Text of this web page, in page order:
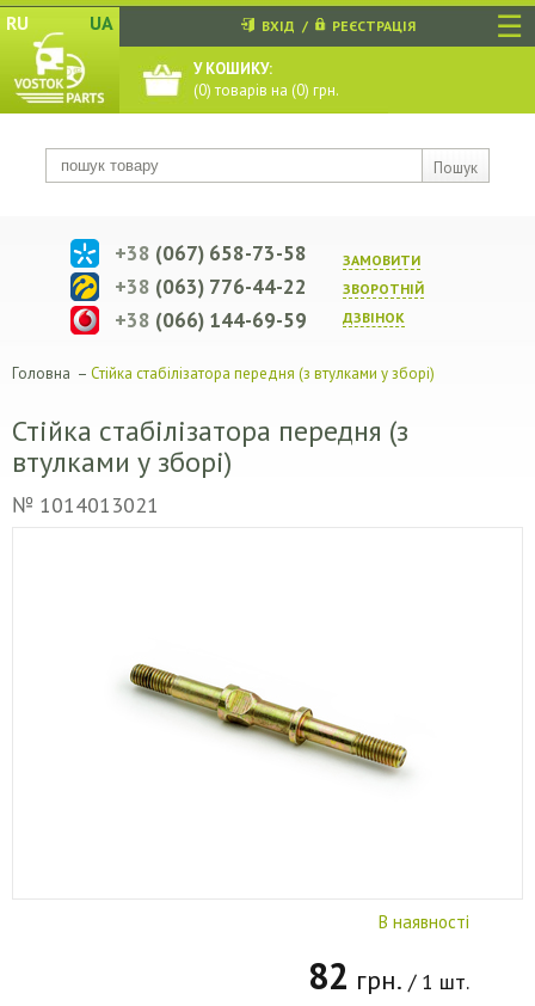
☰
RU UA
Пошук
ВХІД / РЕЄСТРАЦІЯ
У КОШИКУ:
(0) товарів на (0) грн.
ЗАМОВИТИ
ЗВОРОТНIЙ
ДЗВIНОК
+38 (067) 658-73-58
+38 (063) 776-44-22
+38 (066) 144-69-59
Головна – Стійка стабілізатора передня (з втулками у зборі)
Стійка стабілізатора передня (з
втулками у зборі)
№ 1014013021
В наявності
82 грн. / 1 шт.